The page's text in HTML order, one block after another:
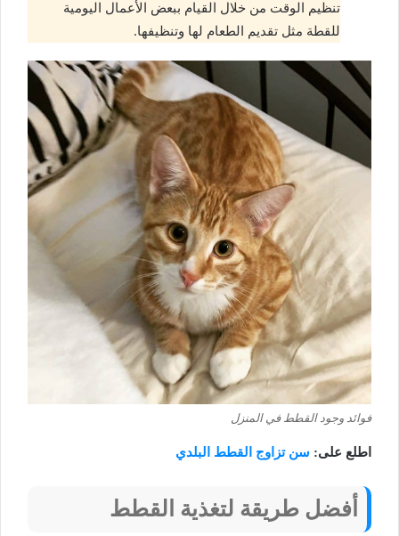
تنظيم الوقت من خلال القيام ببعض الأعمال اليومية
للقطة مثل تقديم الطعام لها وتنظيفها.
فوائد وجود القطط في المنزل
اطلع على: سن تزاوج القطط البلدي
أفضل طريقة لتغذية القطط